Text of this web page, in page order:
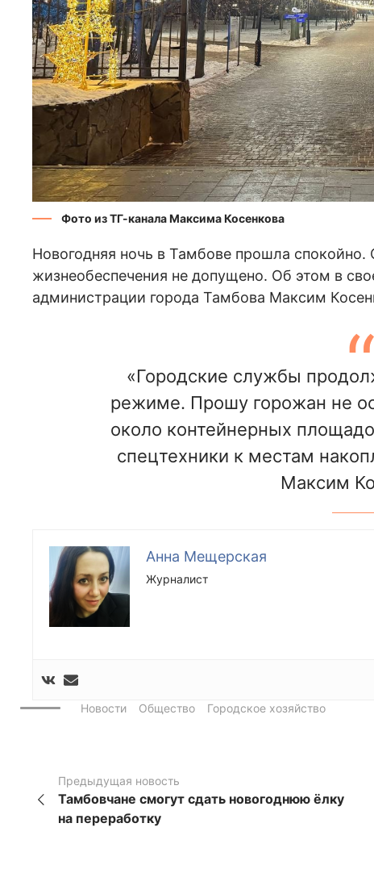
Фото из ТГ-канала Максима Косенкова
Новогодняя ночь в Тамбове прошла спокойно.
жизнеобеспечения не допущено. Об этом в
администрации города Тамбова Максим
«Городские службы
режиме. Прошу горожан не
около контейнерных
спецтехники к местам
Максим
Анна Мещерская
Журналист
Новости Общество Городское хозяйство
Предыдущая новость
Тамбовчане смогут сдать новогоднюю ёлку
на переработку